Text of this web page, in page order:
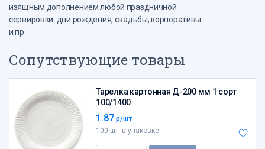
изящным дополнением любой праздничной
сервировки: дни рождения, свадьбы, корпоративы
и пр.
Сопутствующие товары
Тарелка картонная Д-200 мм 1 сорт
100/1400
1.87 р/шт
100 шт. в упаковке